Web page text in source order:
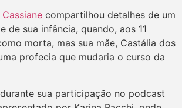
Cassiane compartilhou detalhes de um
de sua infância, quando, aos 11
morta, mas sua mãe, Castália dos
profecia que mudaria o curso da
sua participação no podcast